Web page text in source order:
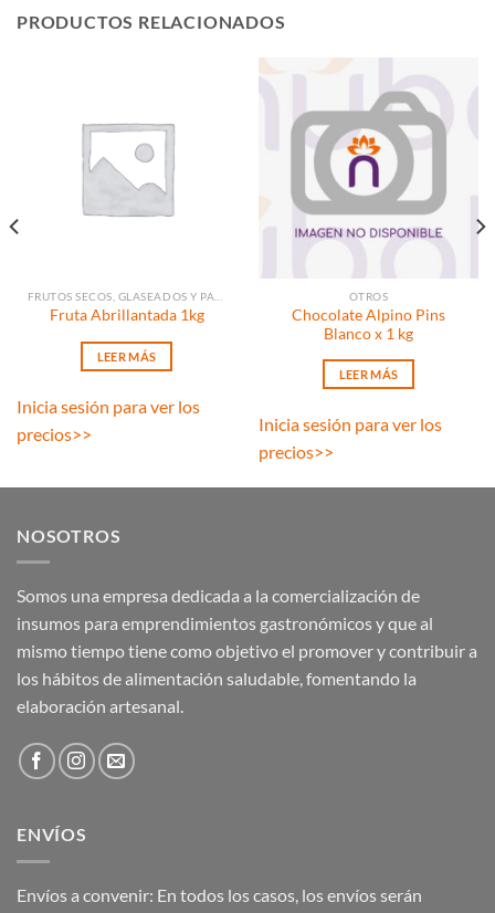
PRODUCTOS RELACIONADOS
Fruta Abrillantada 1kg
LEER MÁS
Inicia sesión para ver los
precios>>
OTROS
Chocolate Alpino Pins
Blanco x 1 kg
LEER MÁS
Inicia sesión para ver los
precios>>
NOSOTROS
Somos una empresa dedicada a la comercialización de
insumos para emprendimientos gastronómicos y que al
mismo tiempo tiene como objetivo el promover y contribuir a
los hábitos de alimentación saludable, fomentando la
elaboración artesanal.
ENVÍOS
Envíos a convenir: En todos los casos, los envíos serán